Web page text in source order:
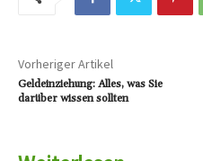
Vorheriger Artikel
Geldeinziehung: Alles, was Sie
darüber wissen sollten